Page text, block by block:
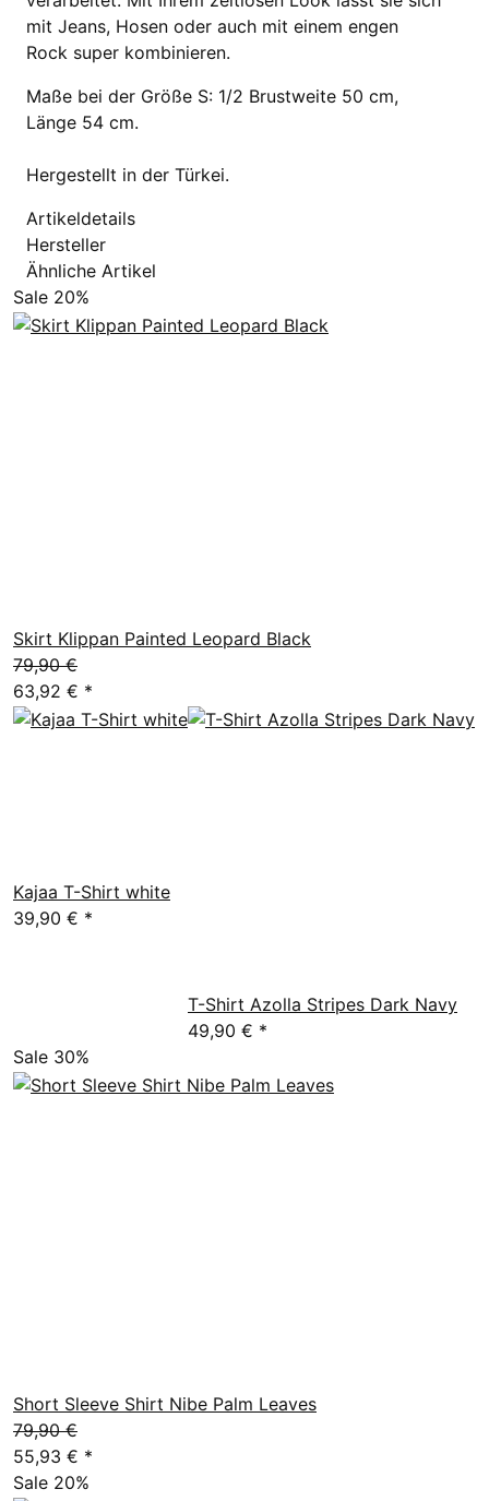
mit Jeans, Hosen oder auch mit einem engen
Rock super kombinieren.
Maße bei der Größe S: 1/2 Brustweite 50 cm,
Länge 54 cm.
Hergestellt in der Türkei.
Artikeldetails
Hersteller
Ähnliche Artikel
Sale 20%
Skirt Klippan Painted Leopard Black
79,90 €
63,92 € *
Kajaa T-Shirt white
39,90 € *
T-Shirt Azolla Stripes Dark Navy
49,90 € *
Sale 30%
Short Sleeve Shirt Nibe Palm Leaves
79,90 €
55,93 € *
Sale 20%